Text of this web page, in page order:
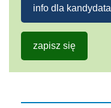
info dla kandydata
zapisz się